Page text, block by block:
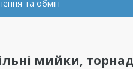
та обмін
мийки,